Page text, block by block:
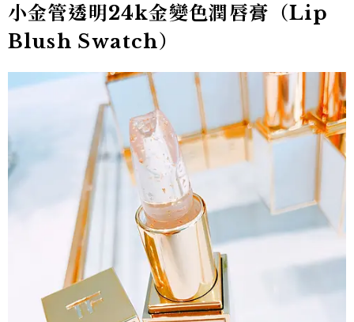
小金管透明24k金變色潤唇膏（Lip
Blush Swatch）